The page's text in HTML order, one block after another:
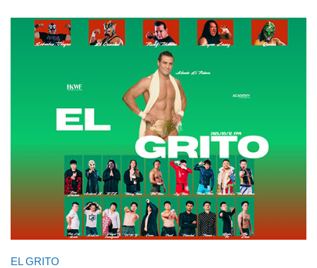
EL GRITO